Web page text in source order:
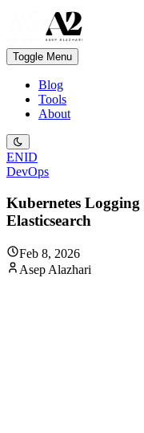
Toggle Menu
Blog
Tools
About
ENID
DevOps
Kubernetes
Elasticsearch
Feb 8, 2026
Asep Alazhari